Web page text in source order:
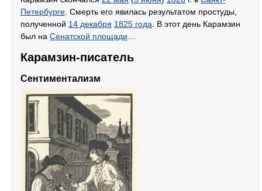
Петербурге. Смерть его явилась результатом простуды,
полученной 14 декабря 1825 года. В этот день Карамзин
был на Сенатской площади…
Карамзин-писатель
Сентиментализм